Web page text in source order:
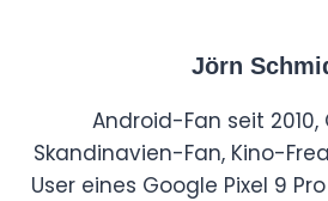
Jörn
Android-Fan seit
Skandinavien-Fan, Kino-
User eines Google Pixel 9